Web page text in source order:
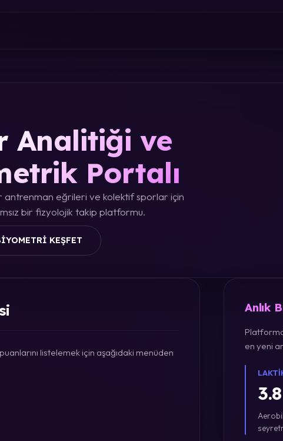
Analitiği ve
Portalı
antrenman eğrileri ve kolektif sporlar için
bir fizyolojik takip platformu.
KEŞFET
listelemek için aşağıdaki menüden
Anlık
en yeni